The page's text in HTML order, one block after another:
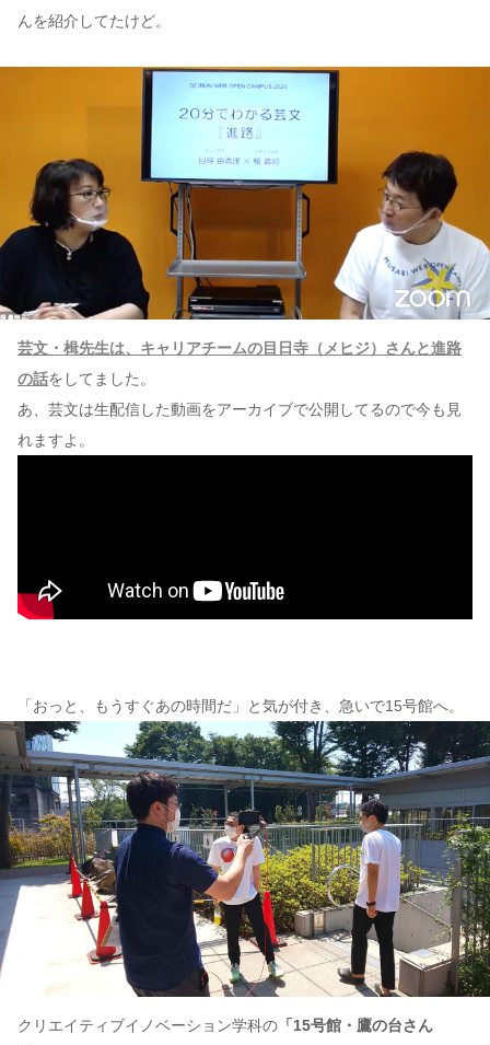
んを紹介してたけど。
芸文・楫先生は、キャリアチームの目日寺（メヒジ）さんと進路
の話をしてました。
あ、芸文は生配信した動画をアーカイブで公開してるので今も見
れますよ。
「おっと、もうすぐあの時間だ」と気が付き、急いで15号館へ。
クリエイティブイノベーション学科の 「15号館・鷹の台さん